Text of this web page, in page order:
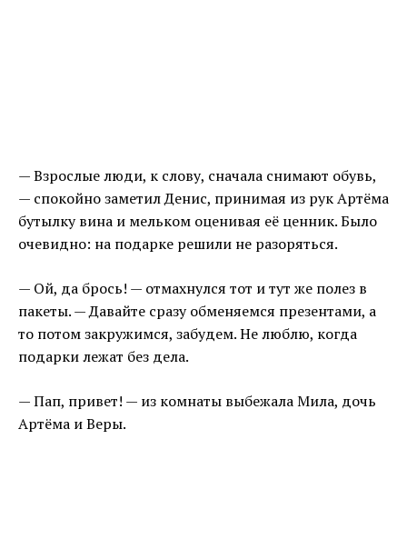
— Взрослые люди, к слову, сначала снимают обувь,
— спокойно заметил Денис, принимая из рук Артёма
бутылку вина и мельком оценивая её ценник. Было
очевидно: на подарке решили не разоряться.
— Ой, да брось! — отмахнулся тот и тут же полез в
пакеты. — Давайте сразу обменяемся презентами, а
то потом закружимся, забудем. Не люблю, когда
подарки лежат без дела.
— Пап, привет! — из комнаты выбежала Мила, дочь
Артёма и Веры.